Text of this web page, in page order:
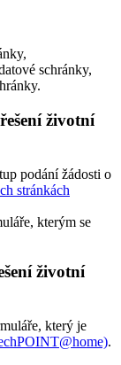
schránky,
životní
podání žádosti o
stránkách
kterým se
životní
který je
.